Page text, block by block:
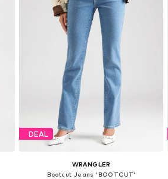
DEAL
WRANGLER
Bootcut Jeans 'BOOTCUT'